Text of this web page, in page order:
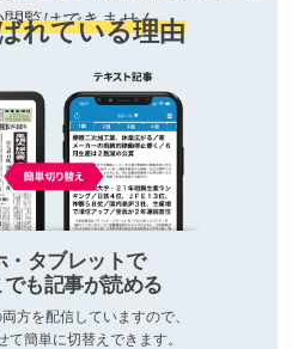
覧はできません
れている理由
・タブレットで
も記事が読める
方を配信していますので、
て簡単に切替えできます。